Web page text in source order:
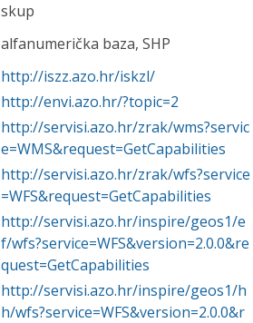
skup
alfanumerička baza, SHP
http://iszz.azo.hr/iskzl/
http://envi.azo.hr/?topic=2
http://servisi.azo.hr/zrak/wms?servic
e=WMS&request=GetCapabilities
http://servisi.azo.hr/zrak/wfs?service
=WFS&request=GetCapabilities
http://servisi.azo.hr/inspire/geos1/e
f/wfs?service=WFS&version=2.0.0&re
quest=GetCapabilities
http://servisi.azo.hr/inspire/geos1/h
h/wfs?service=WFS&version=2.0.0&r